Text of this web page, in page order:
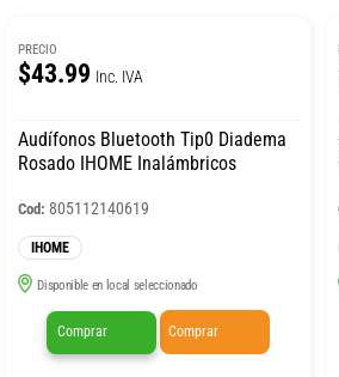
PRECIO
$43.99 Inc. IVA
Audífonos Bluetooth Tip0 Diadema
Rosado IHOME Inalámbricos
Cod: 805112140619
IHOME
Disponible en local seleccionado
Comprar Comprar